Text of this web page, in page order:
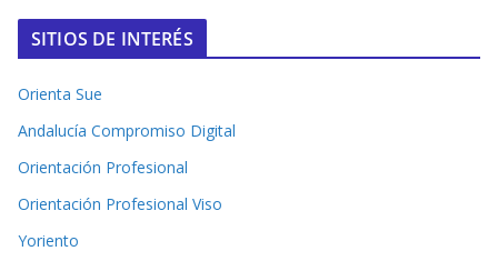
SITIOS DE INTERÉS
Orienta Sue
Andalucía Compromiso Digital
Orientación Profesional
Orientación Profesional Viso
Yoriento